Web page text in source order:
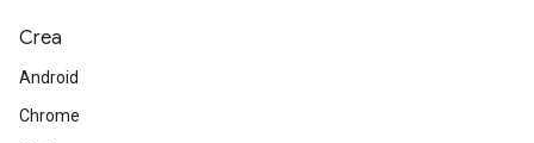
Crea
Android
Chrome